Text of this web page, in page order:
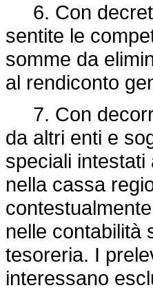
6. Con decreti
sentite le
somme da
al rendiconto
7. Con
da altri enti e
speciali
nella cassa
nelle contabilità
tesoreria. I
interessano